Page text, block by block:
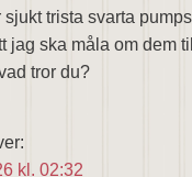
sjukt trista svarta
jag ska måla om dem
tror du?
kl. 02:32